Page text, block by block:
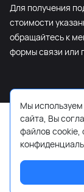
Для получения
стоимости
обращайтесь к
формы связи или
Мы
сайта, Вы
файлов cookie,